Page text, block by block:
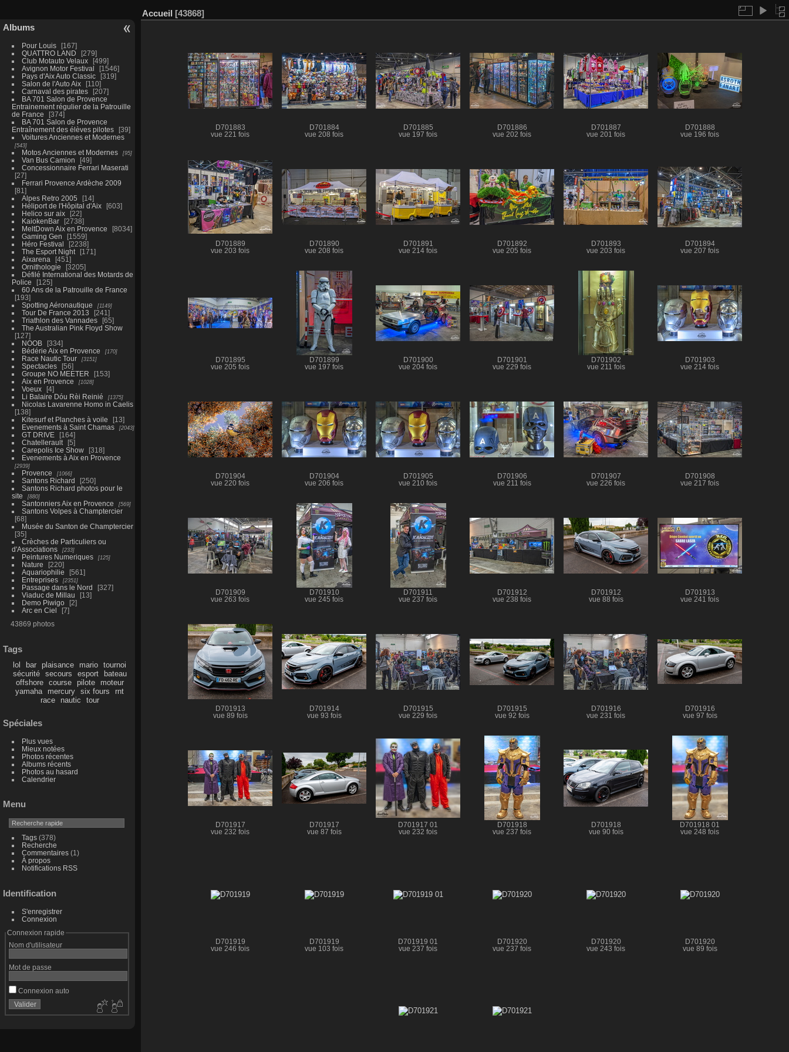
Albums
Pour Louis
167
QUATTRO LAND
279
Club Motauto Velaux
499
Avignon Motor Festival
1546
Pays d'Aix Auto Classic
319
Salon de l'Auto Aix
110
Carnaval des pirates
207
BA 701 Salon de Provence
Entrainement régulier de la Patrouille
de France
374
BA 701 Salon de Provence
Entraînement des élèves pilotes
39
Voitures Anciennes et Modernes
543
Motos Anciennes et Modernes 95
Van Bus Camion
49
Concessionnaire Ferrari Maserati
27
Ferrari Provence Ardèche 2009
81
Alpes Retro 2005
14
Héliport de l'Hôpital d'Aix
603
Helico sur aix
22
KaiokenBar
2738
MeltDown Aix en Provence
8034
Gaming Gen
1559
Héro Festival
2238
The Esport Night
171
Aixarena
451
Ornithologie
3205
Défilé International des Motards de
Police
125
60 Ans de la Patrouille de France
193
Spotting Aéronautique
1149
Tour De France 2013
241
Triathlon des Vannades
65
The Australian Pink Floyd Show
127
NOOB
334
Bédérie Aix en Provence
170
Race Nautic Tour 3151
Spectacles
56
Groupe NO MEETER
153
Aix en Provence
1028
Voeux
4
Li Balaire Dóu Rèi Reinié
1375
Nicolas Lavarenne Homo in Caelis
138
Kitesurf et Planches à voile
13
Evenements à Saint Chamas
2043
GT DRIVE
164
Chatellerault
5
Carepolis Ice Show
318
Evenements à Aix en Provence
2939
Provence 1066
Santons Richard
250
Santons Richard photos pour le
site
880
Santonniers Aix en Provence 569
Santons Volpes à Champtercier
68
Musée du Santon de Champtercier
35
Crèches de Particuliers ou
d'Associations
233
Peintures Numeriques 125
Nature
220
Aquariophilie
561
Entreprises
2351
Passage dans le Nord
327
Viaduc de Millau
13
Demo Piwigo
2
Arc en Ciel
7
43869 photos
Tags
lol bar plaisance mario
tournoi
sécurité
secours esport
bateau
offshore
course pilote
moteur
yamaha
mercury six fours
rnt
race
nautic tour
Spéciales
Plus vues
Mieux notées
Photos récentes
Albums récents
Photos au hasard
Calendrier
Menu
Tags(378)
Recherche
Commentaires(1)
À propos
Notifications RSS
Identification
S'enregistrer
Connexion
Connexion rapide
Nom d'utilisateur
Mot de passe
Connexion auto
Accueil 43868
D701883
vue 221 fois
D701884
vue 208 fois
D701885
vue 197 fois
D701886
vue 202 fois
D701887
vue 201 fois
D701888
vue 196 fois
D701889
vue 203 fois
D701890
vue 208 fois
D701891
vue 214 fois
D701892
vue 205 fois
D701893
vue 203 fois
D701894
vue 207 fois
D701895
vue 205 fois
D701899
vue 197 fois
D701900
vue 204 fois
D701901
vue 229 fois
D701902
vue 211 fois
D701903
vue 214 fois
D701904
vue 220 fois
D701904
vue 206 fois
D701905
vue 210 fois
D701906
vue 211 fois
D701907
vue 226 fois
D701908
vue 217 fois
D701909
vue 263 fois
D701910
vue 245 fois
D701911
vue 237 fois
D701912
vue 238 fois
D701912
vue 88 fois
D701913
vue 241 fois
D701913
vue 89 fois
D701914
vue 93 fois
D701915
vue 229 fois
D701915
vue 92 fois
D701916
vue 231 fois
D701916
vue 97 fois
D701917
vue 232 fois
D701917
vue 87 fois
D701917 01
vue 232 fois
D701918
vue 237 fois
D701918
vue 90 fois
D701918 01
vue 248 fois
D701919
vue 246 fois
D701919
vue 103 fois
D701919 01
vue 237 fois
D701920
vue 237 fois
D701920
vue 243 fois
D701920
vue 89 fois